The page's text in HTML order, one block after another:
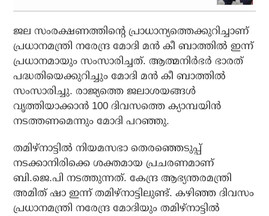
ജല സംരക്ഷണത്തിന്റെ പ്രാധാന്യത്തെക്കുറിച്ചാണ്
പ്രധാനമന്ത്രി നരേന്ദ്ര മോദി മന്‍ കീ ബാത്തില്‍ ഇന്ന്
പ്രധാനമായും സംസാരിച്ചത്. ആത്മനിര്‍ഭര്‍ ഭാരത്
പദ്ധതിയെക്കുറിച്ചും മോദി മന്‍ കീ ബാത്തില്‍
സംസാരിച്ചു. രാജ്യത്തെ ജലാശയങ്ങള്‍
വൃത്തിയാക്കാന്‍ 100 ദിവസത്തെ ക്യാമ്പയിന്‍
നടത്തണമെന്നും മോദി പറഞ്ഞു.
തമിഴ്‌നാട്ടില്‍ നിയമസഭാ തെരഞ്ഞെടുപ്പ്
നടക്കാനിരിക്കെ ശക്തമായ പ്രചരണമാണ്
ബി.ജെ.പി നടത്തുന്നത്. കേന്ദ്ര ആഭ്യന്തരമന്ത്രി
അമിത് ഷാ ഇന്ന് തമിഴ്‌നാട്ടിലുണ്ട്. കഴിഞ്ഞ ദിവസം
പ്രധാനമന്ത്രി നരേന്ദ്ര മോദിയും തമിഴ്‌നാട്ടില്‍